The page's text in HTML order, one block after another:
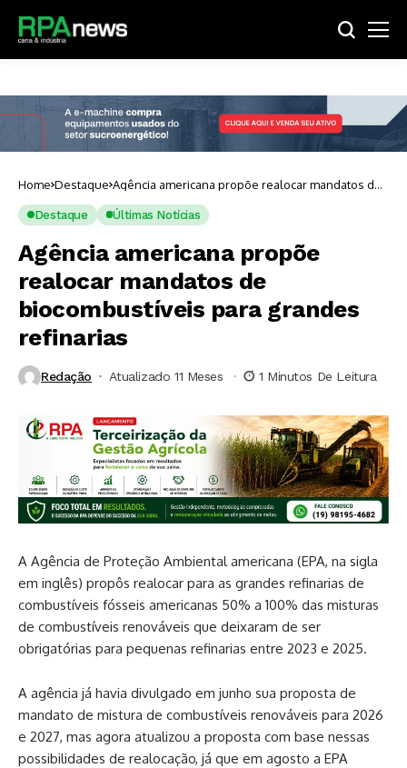
Home Destaque Agência americana propõe realocar mandatos de
biocombustíveis para grandes refinarias
Destaque Últimas Notícias
Agência americana propõe
realocar mandatos de
biocombustíveis para grandes
refinarias
Redação Atualizado 11 Meses ⁮ 1 Minutos De Leitura
A Agência de Proteção Ambiental americana (EPA, na sigla
em inglês) propôs realocar para as grandes refinarias de
combustíveis fósseis americanas 50% a 100% das misturas
de combustíveis renováveis que deixaram de ser
obrigatórias para pequenas refinarias entre 2023 e 2025.
A agência já havia divulgado em junho sua proposta de
mandato de mistura de combustíveis renováveis para 2026
e 2027, mas agora atualizou a proposta com base nessas
possibilidades de realocação, já que em agosto a EPA